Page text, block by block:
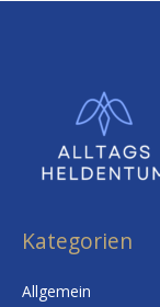
Kategorien
Allgemein